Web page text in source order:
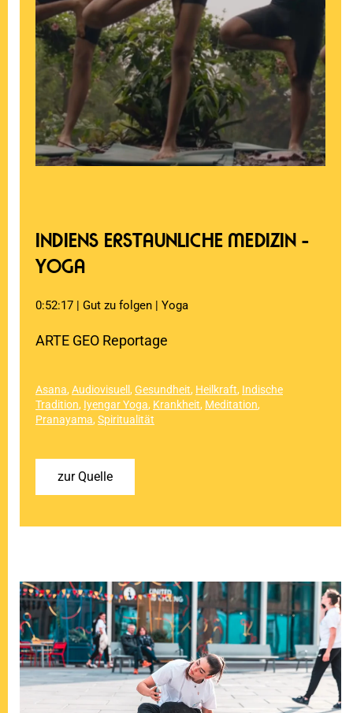
INDIENS ERSTAUNLICHE MEDIZIN –
YOGA
0:52:17 | Gut zu folgen | Yoga
ARTE GEO Reportage
Asana, Audiovisuell , Gesundheit, Heilkraft, Indische
Tradition, Iyengar Yoga, Krankheit, Meditation,
Pranayama, Spiritualität
zur Quelle